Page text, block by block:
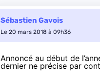
Sébastien Gavois
Le 20 mars 2018 à 09h36
Annoncé au début de
dernier ne précise par